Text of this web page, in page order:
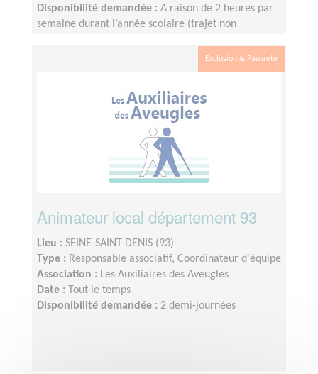
Disponibilité demandée : A raison de 2 heures par
semaine durant l’année scolaire (trajet non
Nous fonctionnons sur le calendrier scolaire, vos
Exclusion & Pauvreté
Animateur local département 93
Lieu : SEINE-SAINT-DENIS (93)
Type : Responsable associatif, Coordinateur d'équipe
Association : Les Auxiliaires des Aveugles
Date :
Tout le temps
Disponibilité demandée : 2 demi-journées